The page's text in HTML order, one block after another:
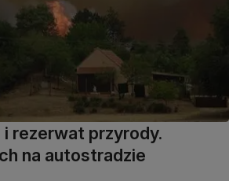
i rezerwat przyrody.
na autostradzie